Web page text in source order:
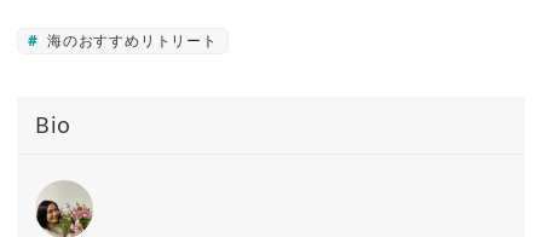
海のおすすめリトリート
Bio